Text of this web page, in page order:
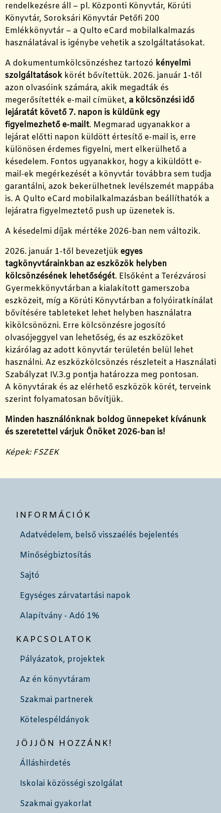
rendelkezésre áll – pl. Központi Könyvtár, Körúti
Könyvtár, Soroksári Könyvtár Petőfi 200
Emlékkönyvtár – a Qulto eCard mobilalkalmazás
használatával is igénybe vehetik a szolgáltatásokat.
A dokumentumkölcsönzéshez tartozó kényelmi
szolgáltatások körét bővítettük. 2026. január 1-től
azon olvasóink számára, akik megadták és
megerősítették e-mail címüket, a kölcsönzési idő
lejáratát követő 7. napon is küldünk egy
figyelmezhető e-mailt. Megmarad ugyanakkor a
lejárat előtti napon küldött értesítő e-mail is, erre
különösen érdemes figyelni, mert elkerülhető a
késedelem. Fontos ugyanakkor, hogy a kiküldött e-
mail-ek megérkezését a könyvtár továbbra sem tudja
garantálni, azok bekerülhetnek levélszemét mappába
is. A Qulto eCard mobilalkalmazásban beállíthatók a
lejáratra figyelmeztető push up üzenetek is.
A késedelmi díjak mértéke 2026-ban nem változik.
2026. január 1-től bevezetjük egyes
tagkönyvtárainkban az eszközök helyben
kölcsönzésének lehetőségét. Elsőként a Terézvárosi
Gyermekkönyvtárban a kialakított gamerszoba
eszközeit, míg a Körúti Könyvtárban a folyóiratkínálat
bővítésére tableteket lehet helyben használatra
kikölcsönözni. Erre kölcsönzésre jogosító
olvasójeggyel van lehetőség, és az eszközöket
kizárólag az adott könyvtár területén belül lehet
használni. Az eszközkölcsönzés részleteit a Használati
Szabályzat IV.3.g pontja határozza meg pontosan.
A könyvtárak és az elérhető eszközök körét, terveink
szerint folyamatosan bővítjük.
Minden használónknak boldog ünnepeket kívánunk
és szeretettel várjuk Önöket 2026-ban is!
Képek: FSZEK
INFORMÁCIÓK
Adatvédelem, belső visszaélés bejelentés
Minőségbiztosítás
Sajtó
Egységes zárvatartási napok
Alapítvány - Adó 1%
KAPCSOLATOK
Pályázatok, projektek
Az én könyvtáram
Szakmai partnerek
Kötelespéldányok
JÖJJÖN HOZZÁNK!
Álláshirdetés
Iskolai közösségi szolgálat
Szakmai gyakorlat